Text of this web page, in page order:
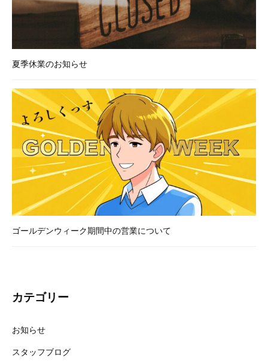
夏季休業のお知らせ
ゴールデンウィーク期間中の営業について
カテゴリー
お知らせ
スタッフブログ